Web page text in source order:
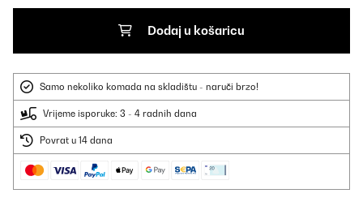
Dodaj u košaricu
Samo nekoliko komada na skladištu - naruči brzo!
Vrijeme isporuke: 3 - 4 radnih dana
Povrat u 14 dana